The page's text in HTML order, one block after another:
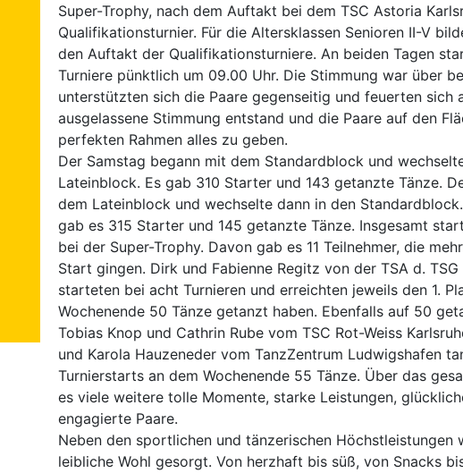
Super-Trophy, nach dem Auftakt bei dem TSC Astoria
Qualifikationsturnier. Für die Altersklassen Senioren II-V
den Auftakt der Qualifikationsturniere. An beiden Tagen
Turniere pünktlich um 09.00 Uhr. Die Stimmung war über
unterstützten sich die Paare gegenseitig und feuerten sich
ausgelassene Stimmung entstand und die Paare auf den
perfekten Rahmen alles zu geben.
Der Samstag begann mit dem Standardblock und
Lateinblock. Es gab 310 Starter und 143 getanzte Tänze.
dem Lateinblock und wechselte dann in den
gab es 315 Starter und 145 getanzte Tänze. Insgesamt
bei der Super-Trophy. Davon gab es 11 Teilnehmer, die
Start gingen. Dirk und Fabienne Regitz von der TSA d. TSG
starteten bei acht Turnieren und erreichten jeweils den 1.
Wochenende 50 Tänze getanzt haben. Ebenfalls auf 50
Tobias Knop und Cathrin Rube vom TSC Rot-Weiss
und Karola Hauzeneder vom TanzZentrum Ludwigshafen
Turnierstarts an dem Wochenende 55 Tänze. Über das
es viele weitere tolle Momente, starke Leistungen,
engagierte Paare.
Neben den sportlichen und tänzerischen Höchstleistungen
leibliche Wohl gesorgt. Von herzhaft bis süß, von Snacks